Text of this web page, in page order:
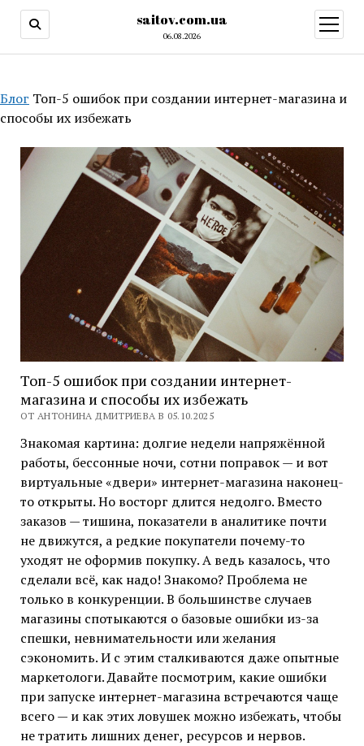
saitov.com.ua
06.08.2026
меню
Блог Топ-5 ошибок при создании интернет-магазина и
способы их избежать
Топ-5 ошибок при создании интернет-
магазина и способы их избежать
ОТ АНТОНИНА ДМИТРИЕВА В 05.10.2025
Знакомая картина: долгие недели напряжённой
работы, бессонные ночи, сотни поправок — и вот
виртуальные «двери» интернет-магазина наконец-
то открыты. Но восторг длится недолго. Вместо
заказов — тишина, показатели в аналитике почти
не движутся, а редкие покупатели почему-то
уходят не оформив покупку. А ведь казалось, что
сделали всё, как надо! Знакомо? Проблема не
только в конкуренции. В большинстве случаев
магазины спотыкаются о базовые ошибки из-за
спешки, невнимательности или желания
сэкономить. И с этим сталкиваются даже опытные
маркетологи. Давайте посмотрим, какие ошибки
при запуске интернет-магазина встречаются чаще
всего — и как этих ловушек можно избежать, чтобы
не тратить лишних денег, ресурсов и нервов.